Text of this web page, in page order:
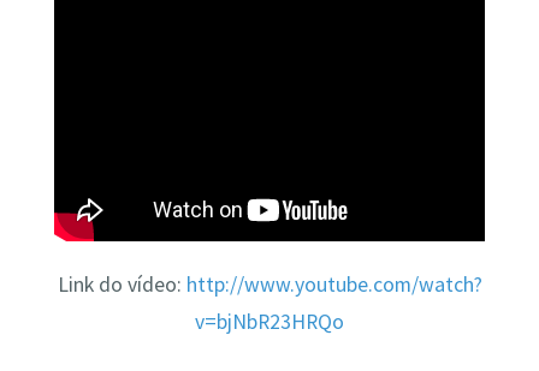
Link do vídeo: http://www.youtube.com/watch?
v=bjNbR23HRQo